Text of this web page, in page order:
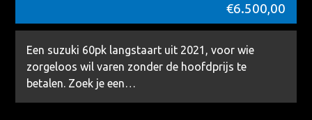
€6.500,00
Een suzuki 60pk langstaart uit 2021, voor wie
zorgeloos wil varen zonder de hoofdprijs te
betalen. Zoek je een…